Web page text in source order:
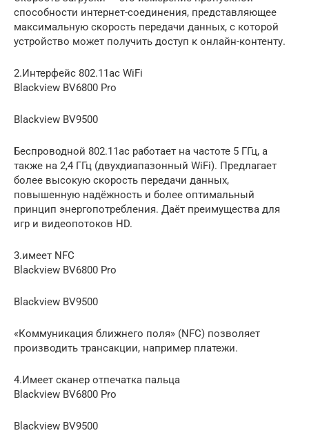
способности интернет-соединения, представляющее
максимальную скорость передачи данных, с которой
устройство может получить доступ к онлайн-контенту.
2.Интерфейс 802.11ac WiFi
Blackview BV6800 Pro
Blackview BV9500
Беспроводной 802.11ac работает на частоте 5 ГГц, а
также на 2,4 ГГц (двухдиапазонный WiFi). Предлагает
более высокую скорость передачи данных,
повышенную надёжность и более оптимальный
принцип энергопотребления. Даёт преимущества для
игр и видеопотоков HD.
3.имеет NFC
Blackview BV6800 Pro
Blackview BV9500
«Коммуникация ближнего поля» (NFC) позволяет
производить трансакции, например платежи.
4.Имеет сканер отпечатка пальца
Blackview BV6800 Pro
Blackview BV9500